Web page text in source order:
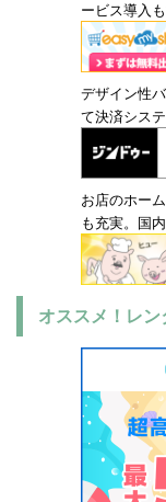
ービス導入
デザイン性
て決済シス
お店のホー
も充実。国
オススメ！レ